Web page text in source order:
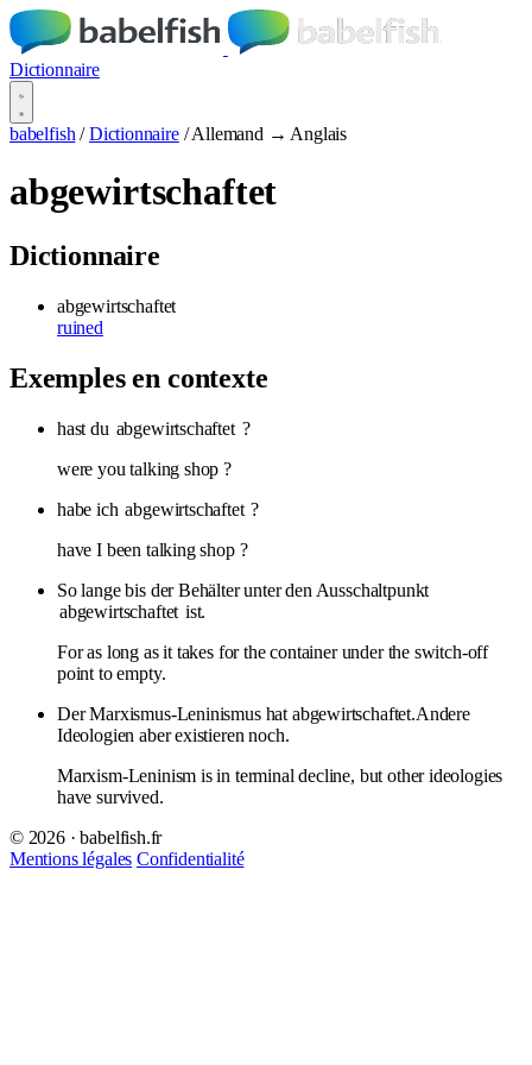
Dictionnaire
babelfish / Dictionnaire / Allemand → Anglais
abgewirtschaftet
Dictionnaire
abgewirtschaftet
ruined
Exemples en contexte
hast du abgewirtschaftet ?
were you talking shop ?
habe ich abgewirtschaftet ?
have I been talking shop ?
So lange bis der Behälter unter den Ausschaltpunkt
abgewirtschaftet ist.
For as long as it takes for the container under the switch-off
point to empty.
Der Marxismus-Leninismus hat abgewirtschaftet.Andere
Ideologien aber existieren noch.
Marxism-Leninism is in terminal decline, but other ideologies
have survived.
© 2026 · babelfish.fr
Mentions légales Confidentialité